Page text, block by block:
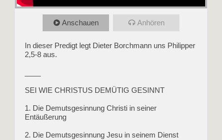
Anschauen Anhören
In dieser Predigt legt Dieter Borchmann uns Philipper
2,5-8 aus.
SEI WIE CHRISTUS DEMÜTIG GESINNT
1. Die Demutsgesinnung Christi in seiner
Entäußerung
2. Die Demutsgesinnung Jesu in seinem Dienst